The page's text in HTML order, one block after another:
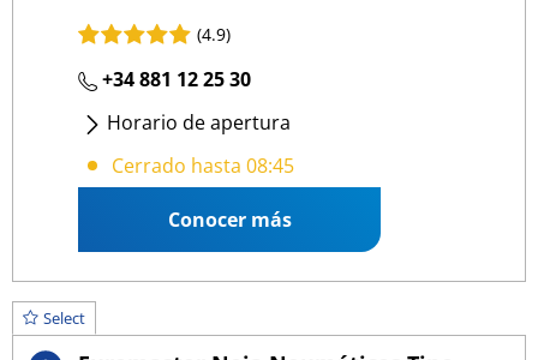
(4.9)
+34 881 12 25 30
Horario de apertura
Lunes - Jueves: 08:45 17:30
Viernes: 09:00 15:00
Cerrado hasta 08:45
Conocer más
Select